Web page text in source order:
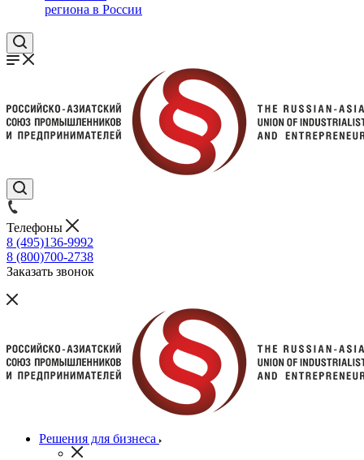
региона в России
Телефоны
8 (495)136-9992
8 (800)700-2738
Заказать звонок
Решения для бизнеса